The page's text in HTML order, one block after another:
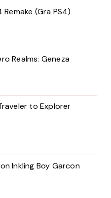
Remake (Gra PS4)
Realms: Geneza
to Explorer
Inkling Boy Garcon